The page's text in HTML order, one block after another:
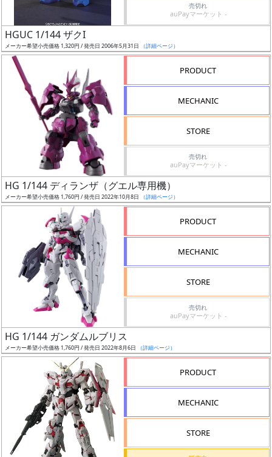
ー
ズ・
タ
売
切
抽
選
中
売切れ
auPayマーケット -
HGUC 1/144 ザクI
メーカー希望小売価格 1,320円 / 発売日 2006年5月31日 （詳細ページ）
PRODUCT
MECHANIC
STORE
売切れ
auPayマーケット -
HG 1/144 ディランザ（グエル専用機）
メーカー希望小売価格 1,760円 / 発売日 2022年10月8日 （詳細ページ）
PRODUCT
MECHANIC
STORE
売切れ
auPayマーケット -
HG 1/144 ガンダムルブリス
メーカー希望小売価格 1,760円 / 発売日 2022年8月6日 （詳細ページ）
PRODUCT
MECHANIC
STORE